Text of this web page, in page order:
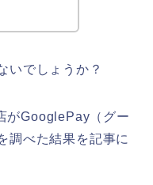
いでしょうか？
がGooglePay（グー
調べた結果を記事に